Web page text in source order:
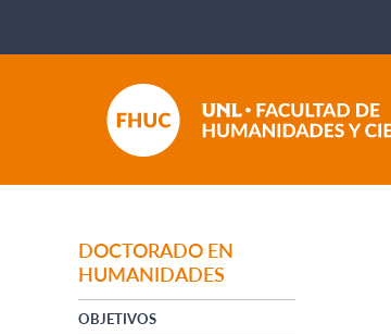
DOCTORADO EN
HUMANIDADES
OBJETIVOS